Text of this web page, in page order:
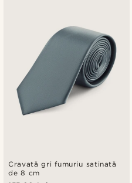
Cravată gri fumuriu satinată
de 8 cm